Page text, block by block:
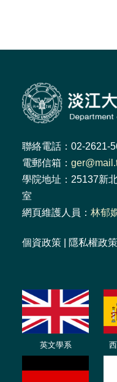
聯絡電話：02-2621-
電郵信箱：
學院地址：25137新
室
網頁維護人員： 林郁
個資政策 隱私權政策
英文學系